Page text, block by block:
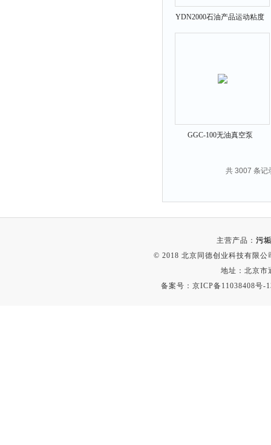
YDN2000石油产品运动粘度
测定仪
GGC-100无油真空泵
共 3007 条
主营产品： 污
© 2018 北京同德创业科技有限
地址：北京市
备案号： 京ICP备11038408号-